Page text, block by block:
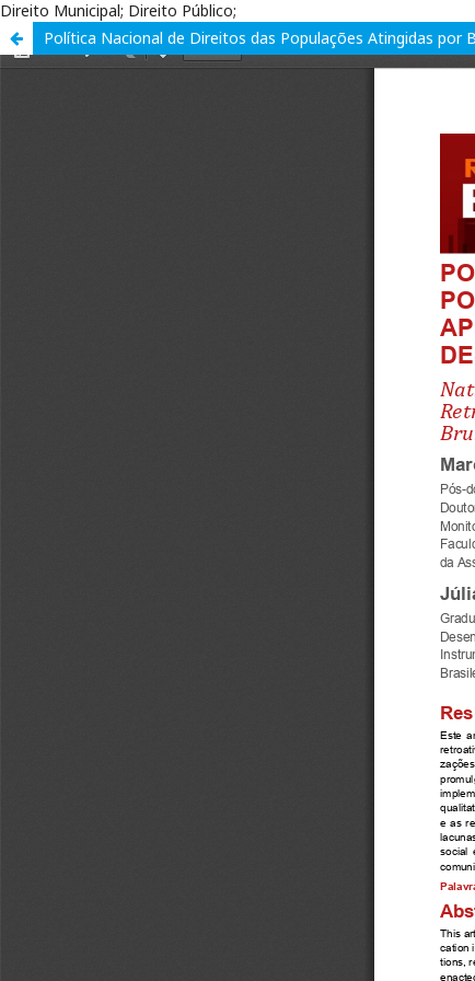
Direito Municipal; Direito Público;
Política Nacional de Direitos das Populações Atingidas por